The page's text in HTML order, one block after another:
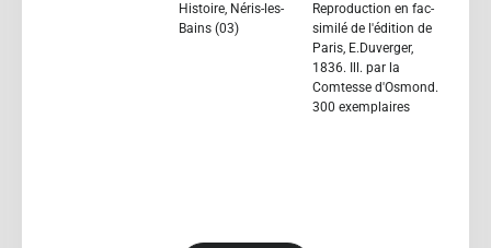
Histoire, Néris-les-
Bains (03)
Reproduction en fac-
similé de l'édition de
Paris, E.Duverger,
1836. Ill. par la
Comtesse d'Osmond.
300 exemplaires